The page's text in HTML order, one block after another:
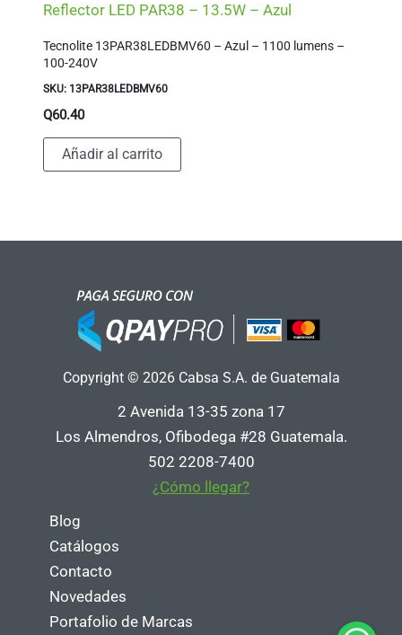
Reflector LED PAR38 – 13.5W – Azul
Tecnolite 13PAR38LEDBMV60 – Azul – 1100 lumens –
100-240V
SKU: 13PAR38LEDBMV60
Q60.40
Añadir al carrito
Copyright © 2026 Cabsa S.A. de Guatemala
2 Avenida 13-35 zona 17
Los Almendros, Ofibodega #28 Guatemala.
502 2208-7400
¿Cómo llegar?
Blog
Catálogos
Contacto
Novedades
Portafolio de Marcas